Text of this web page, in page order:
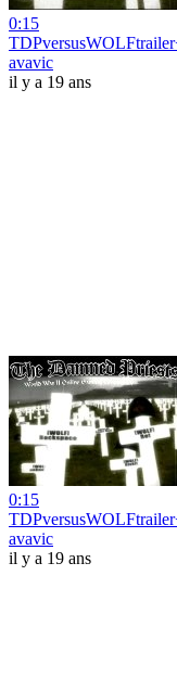
0:15
avavic
il y a 19 ans
0:15
avavic
il y a 19 ans